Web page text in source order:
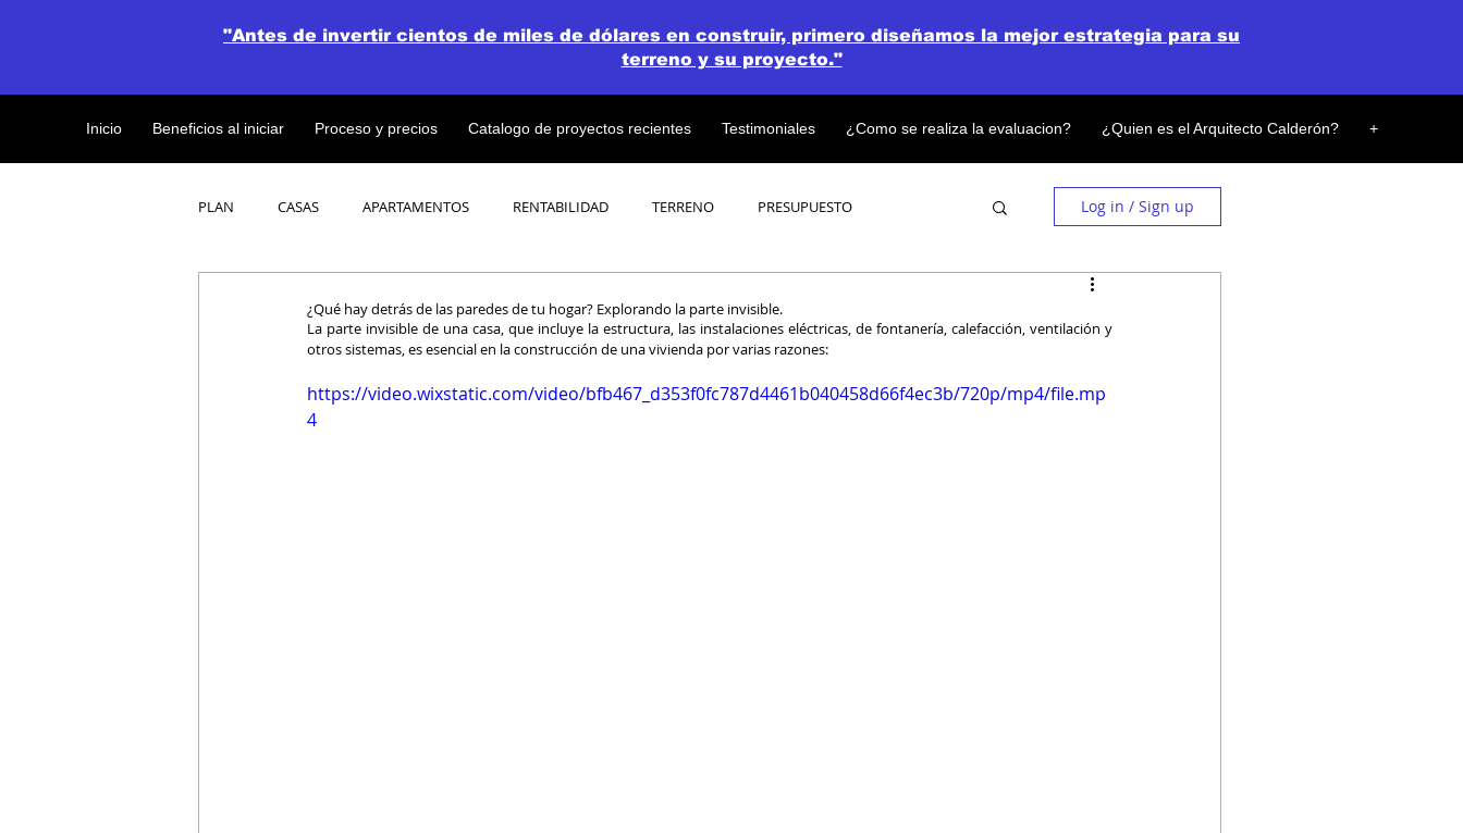
Inicio Beneficios al iniciar Proceso y precios Catalogo de proyectos recientes Testimoniales ¿Como se realiza la evaluacion? ¿Quien es el Arquitecto Calderón? +
"Antes de invertir cientos de miles de dólares en construir, primero diseñamos la mejor estrategia para su
terreno y su proyecto."
PLAN CASAS APARTAMENTOS RENTABILIDAD TERRENO PRESUPUESTO Log in / Sign up
¿Qué hay detrás de las paredes de tu hogar? Explorando la parte invisible.
La parte invisible de una casa, que incluye la estructura, las instalaciones eléctricas, de fontanería, calefacción, ventilación y
otros sistemas, es esencial en la construcción de una vivienda por varias razones:
https://video.wixstatic.com/video/bfb467_d353f0fc787d4461b040458d66f4ec3b/720p/mp4/file.mp
4